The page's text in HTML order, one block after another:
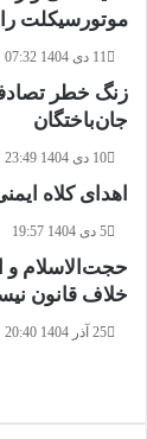
موتورسیکلت را از ۱ آوریل ۲۰۲۶
11 دی 1404 07:32
زنگ خطر
جان‌باختگان
10 دی 1404 23:49
اهدای کلاه
5 دی 1404 19:57
حجت‌الاسلام و
خلاف قانون
25 آذر 1404 20:40